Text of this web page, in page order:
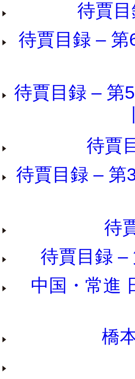
待賈
待賈目録 –
待賈目録 – 第
待賈
待賈目録 – 第
待
待賈目録 –
中国・常進
橋